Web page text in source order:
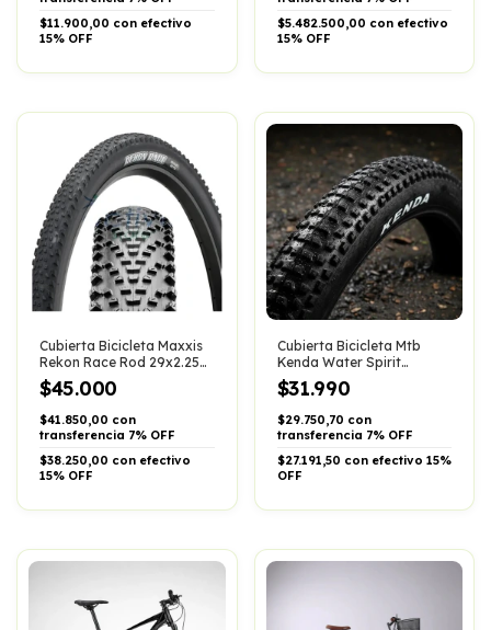
$11.900,00 con efectivo
15% OFF
$5.482.500,00 con efectivo
15% OFF
Cubierta Bicicleta Maxxis
Rekon Race Rod 29x2.25
Alambre Negro
$45.000
$41.850,00 con
transferencia 7% OFF
$38.250,00 con efectivo
15% OFF
Cubierta Bicicleta Mtb
Kenda Water Spirit
R27,5x2.10 K1162 Color
Negro
$31.990
$29.750,70 con
transferencia 7% OFF
$27.191,50 con efectivo 15%
OFF